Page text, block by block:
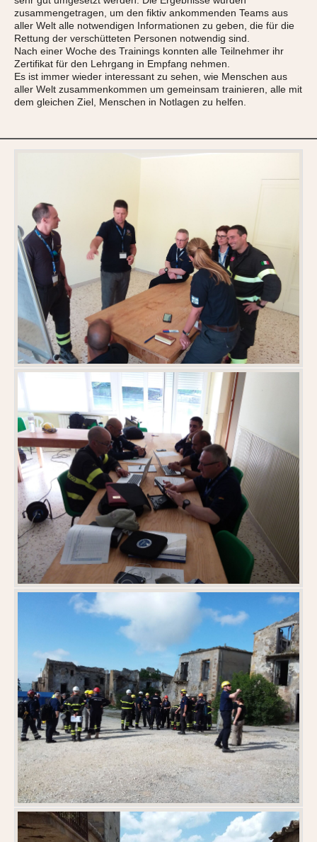
zusammengetragen, um den fiktiv ankommenden Teams aus
aller Welt alle notwendigen Informationen zu geben, die für die
Rettung der verschütteten Personen notwendig sind.
Nach einer Woche des Trainings konnten alle Teilnehmer ihr
Zertifikat für den Lehrgang in Empfang nehmen.
Es ist immer wieder interessant zu sehen, wie Menschen aus
aller Welt zusammenkommen um gemeinsam trainieren, alle mit
dem gleichen Ziel, Menschen in Notlagen zu helfen.